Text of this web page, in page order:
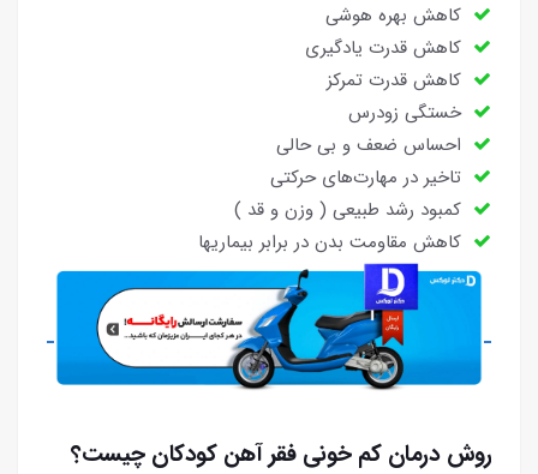
کاهش بهره هوشی
کاهش قدرت یادگیری
کاهش قدرت تمرکز
خستگی زودرس
احساس ضعف و بی حالی
تاخیر در مهارت‌های حرکتی
کمبود رشد طبیعی ( وزن و قد )
کاهش مقاومت بدن در برابر بیماریها
روش درمان کم خونی فقر آهن کودکان چیست؟